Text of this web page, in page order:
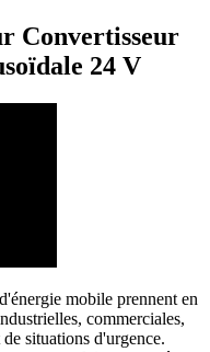
Convertisseur
24 V
mobile prennent en
commerciales,
situations d'urgence.